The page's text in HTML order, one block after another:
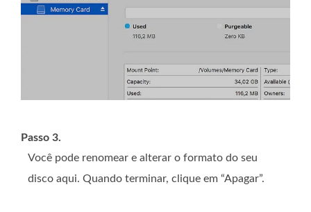
Passo 3.
Você pode renomear e alterar o formato do seu
disco aqui. Quando terminar, clique em “Apagar”.